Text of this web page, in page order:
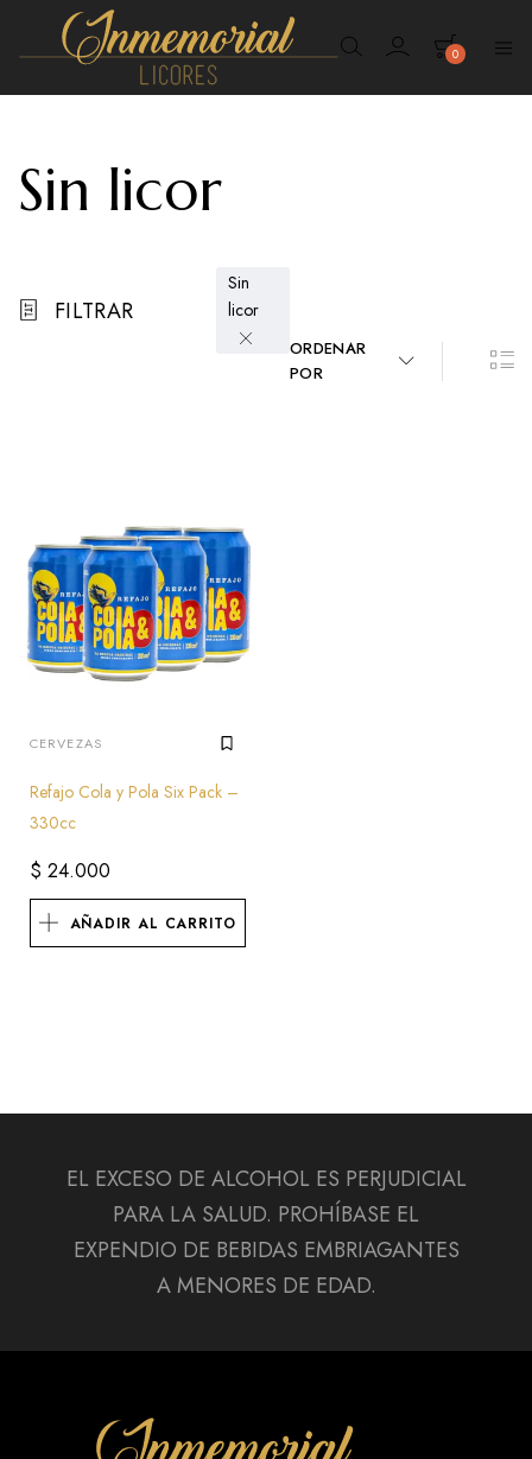
Inmemorial
0
Sin licor
FILTRAR
Sin
licor
ORDENAR
POR
CERVEZAS
Refajo Cola y Pola Six Pack –
330cc
$ 24.000
AÑADIR AL CARRITO
EL EXCESO DE ALCOHOL ES PERJUDICIAL
PARA LA SALUD. PROHÍBASE EL
EXPENDIO DE BEBIDAS EMBRIAGANTES
A MENORES DE EDAD.